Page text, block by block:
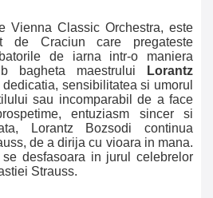
Vienna Classic Orchestra, este
de Craciun care pregateste
de iarna intr-o maniera
bagheta maestrului
Lorantz
sensibilitatea si umorul
sau incomparabil de a face
entuziasm sincer si
Lorantz Bozsodi continua
de a dirija cu vioara in mana.
se desfasoara in jurul celebrelor
Strauss.